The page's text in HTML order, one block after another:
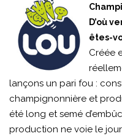
D’où
êtes-
Créée
lançons un pari fou :
champignonnière et
été long et semé
production ne voie le